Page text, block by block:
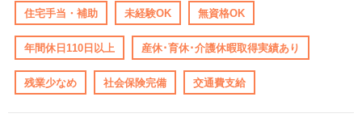
住宅手当・補助 未経験OK 無資格OK
年間休日110日以上 産休･育休･介護休暇取得実績あり
残業少なめ 社会保険完備 交通費支給